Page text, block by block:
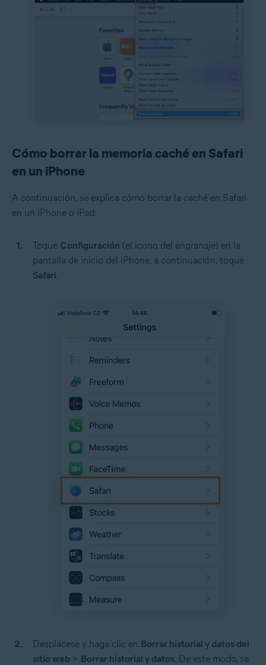
Cómo borrar la memoria caché en Safari
en un iPhone
A continuación, se explica cómo borrar la caché en Safari
en un iPhone o iPad:
Toque Configuración (el icono del engranaje) en la
pantalla de inicio del iPhone; a continuación, toque
Safari.
Desplácese y haga clic en Borrar historial y datos del
sitio web > Borrar historial y datos. De este modo, se